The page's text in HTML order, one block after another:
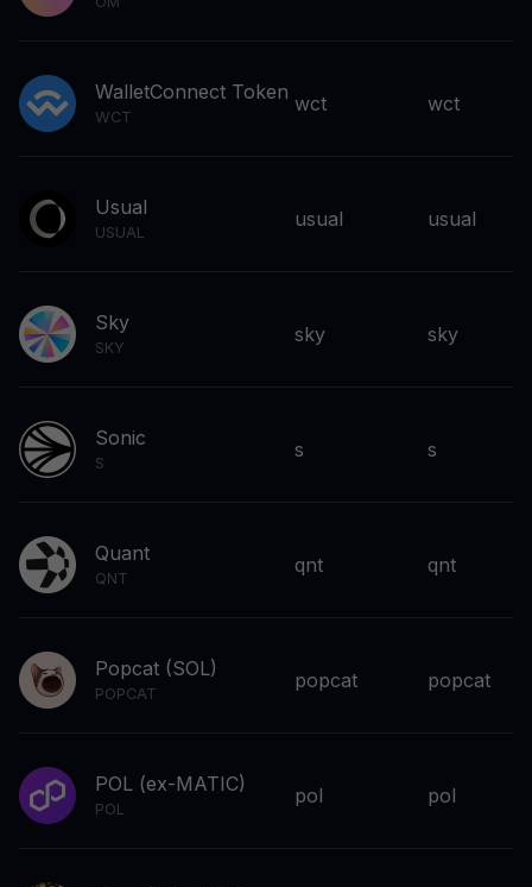
WalletConnect Token
WCT
wct wct
Usual
USUAL
usual usual
Sky
SKY
sky sky
Sonic
S
s s
Quant
QNT
qnt qnt
Popcat (SOL)
POPCAT
popcat popcat
POL (ex-MATIC)
POL
pol pol